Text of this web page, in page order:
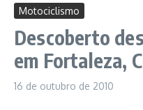
Motociclismo
Descoberto
em Fortaleza,
16 de outubro de 2010